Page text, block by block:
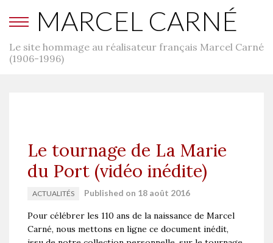
MARCEL CARNÉ
Le site hommage au réalisateur français Marcel Carné
(1906-1996)
Le tournage de La Marie
du Port (vidéo inédite)
ACTUALITÉS Published on 18 août 2016
Pour célébrer les 110 ans de la naissance de Marcel
Carné, nous mettons en ligne ce document inédit,